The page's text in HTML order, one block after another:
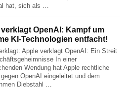
hat, sich als …
OpenAI: Kampf um
KI-Technologien entfacht!
Apple verklagt OpenAI: Ein Streit
In einer
Wendung hat Apple rechtliche
OpenAI eingeleitet und dem
Diebstahl …